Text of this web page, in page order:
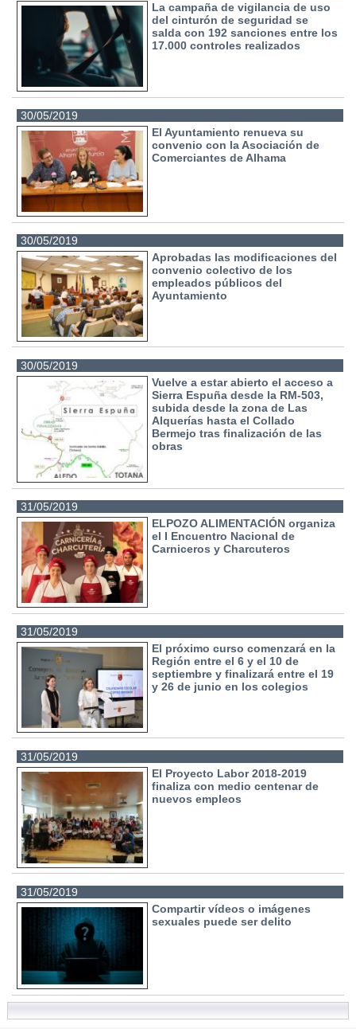
La campaña de vigilancia de uso
del cinturón de seguridad se
salda con 192 sanciones entre los
17.000 controles realizados
30/05/2019
El Ayuntamiento renueva su
convenio con la Asociación de
Comerciantes de Alhama
30/05/2019
Aprobadas las modificaciones del
convenio colectivo de los
empleados públicos del
Ayuntamiento
30/05/2019
Vuelve a estar abierto el acceso a
Sierra Espuña desde la RM-503,
subida desde la zona de Las
Alquerías hasta el Collado
Bermejo tras finalización de las
obras
31/05/2019
ELPOZO ALIMENTACIÓN organiza
el I Encuentro Nacional de
Carniceros y Charcuteros
31/05/2019
El próximo curso comenzará en la
Región entre el 6 y el 10 de
septiembre y finalizará entre el 19
y 26 de junio en los colegios
31/05/2019
El Proyecto Labor 2018-2019
finaliza con medio centenar de
nuevos empleos
31/05/2019
Compartir vídeos o imágenes
sexuales puede ser delito